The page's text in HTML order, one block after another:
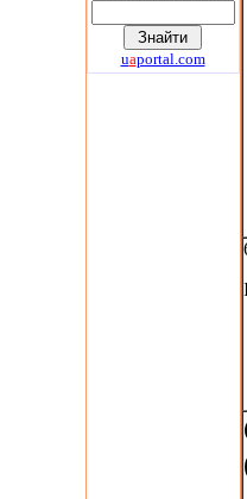
uaportal.com